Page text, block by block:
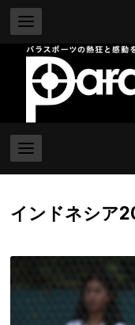
インドネシア